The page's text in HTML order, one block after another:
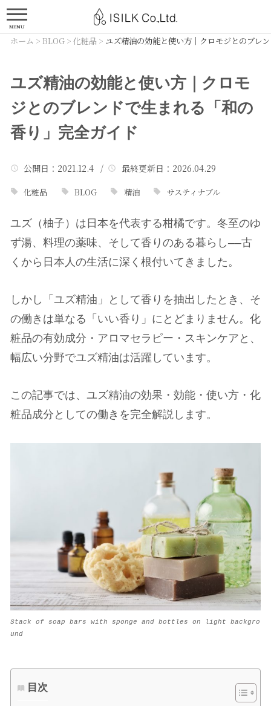
MENU
ホーム > BLOG> 化粧品 > ユズ精油の効能と使い方｜クロモジとのブレ
ユズ精油の効能と使い方｜クロモ
ジとのブレンドで生まれる「和の
香り」完全ガイド
公開日 ：2021.12.4 / 最終更新日 ：2026.04.29
化粧品 BLOG 精油 サスティナブル
ユズ（柚子）は日本を代表する柑橘です。冬至のゆ
ず湯、料理の薬味、そして香りのある暮らし——古
くから日本人の生活に深く根付いてきました。
しかし「ユズ精油」として香りを抽出したとき、そ
の働きは単なる「いい香り」にとどまりません。化
粧品の有効成分・アロマセラピー・スキンケアと、
幅広い分野でユズ精油は活躍しています。
この記事では、ユズ精油の効果・効能・使い方・化
粧品成分としての働きを完全解説します。
Stack of soap bars with sponge and bottles on light backgro
und
目次